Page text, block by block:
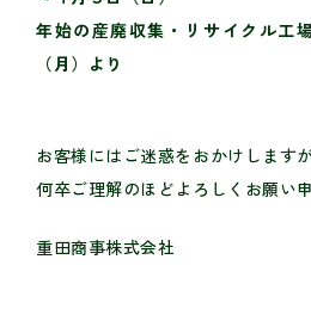
年始の産廃収集・リサイクル工
（月）より
お客様にはご迷惑をおかけしますが
何卒ご理解のほどよろしくお願い
重田商事株式会社